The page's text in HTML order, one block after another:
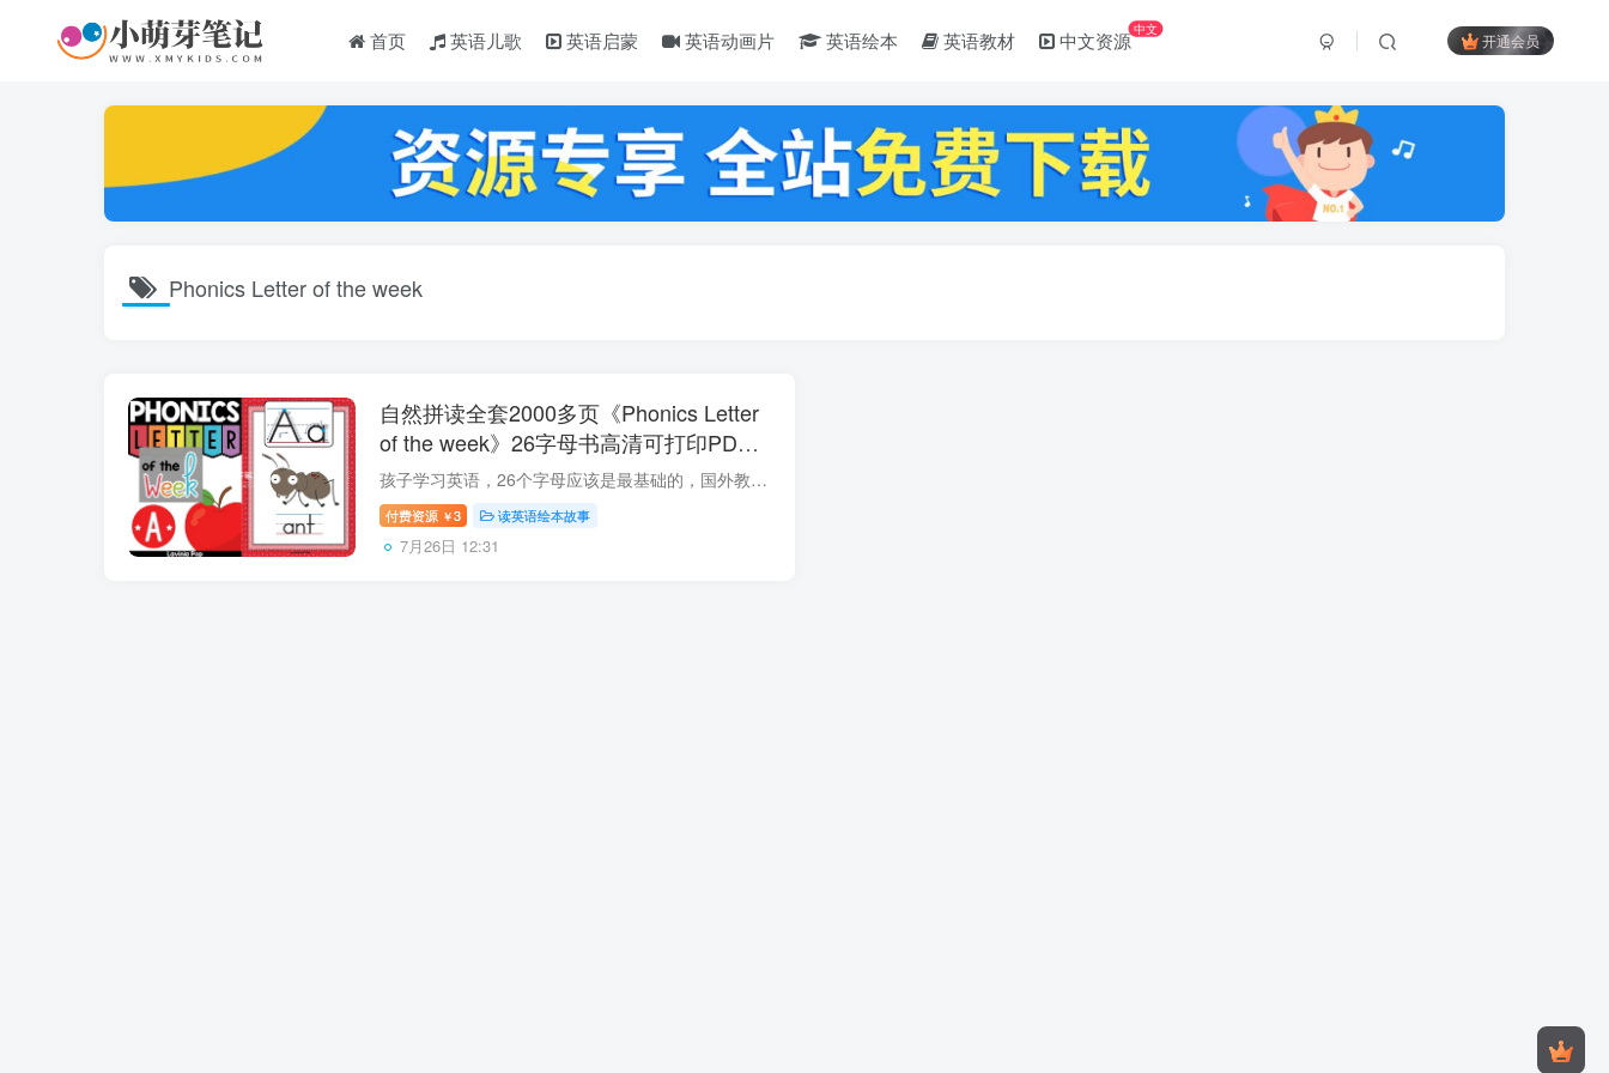
首页 英语儿歌 英语启蒙 英语动画片 英语绘本 英语教材 中文资源中文
开通会员
Phonics Letter of the week
自然拼读全套2000多页《Phonics Letter
of the week》26字母书高清可打印PDF
绘本，百度云网盘下载！
孩子学习英语，26个字母应该是最基础的，国外教孩子字母不是单纯本身，而是按照阅读和拼写的目标来完成，会有很详细的字母学习规划，很多家长也越来越重视基础字母的学习，今天分享给大家的这套...
付费资源 ￥3 读英语绘本故事
7月26日 12:31